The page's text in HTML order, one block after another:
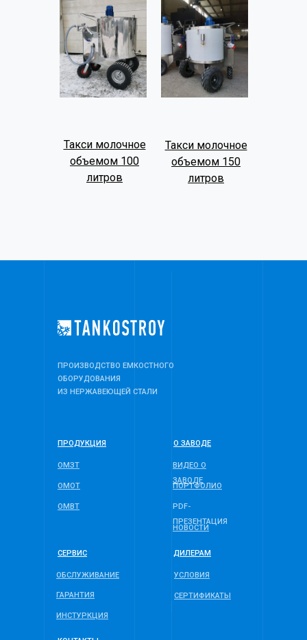
Такси молочное
объемом 100
литров
Такси молочное
объемом 150
литров
ПРОИЗВОДСТВО ЕМКОСТНОГО
ОБОРУДОВАНИЯ
ИЗ НЕРЖАВЕЮЩЕЙ СТАЛИ
ПРОДУКЦИЯ О ЗАВОДЕ
СЕРВИС ДИЛЕРАМ
ОМЗТ
ОМОТ
ОМВТ
ВИДЕО О
ЗАВОДЕ
ПОРТФОЛИО
PDF-
ПРЕЗЕНТАЦИЯ
НОВОСТИ
ОБСЛУЖИВАНИЕ
ГАРАНТИЯ
ИНСТУРКЦИЯ
УСЛОВИЯ
СЕРТИФИКАТЫ